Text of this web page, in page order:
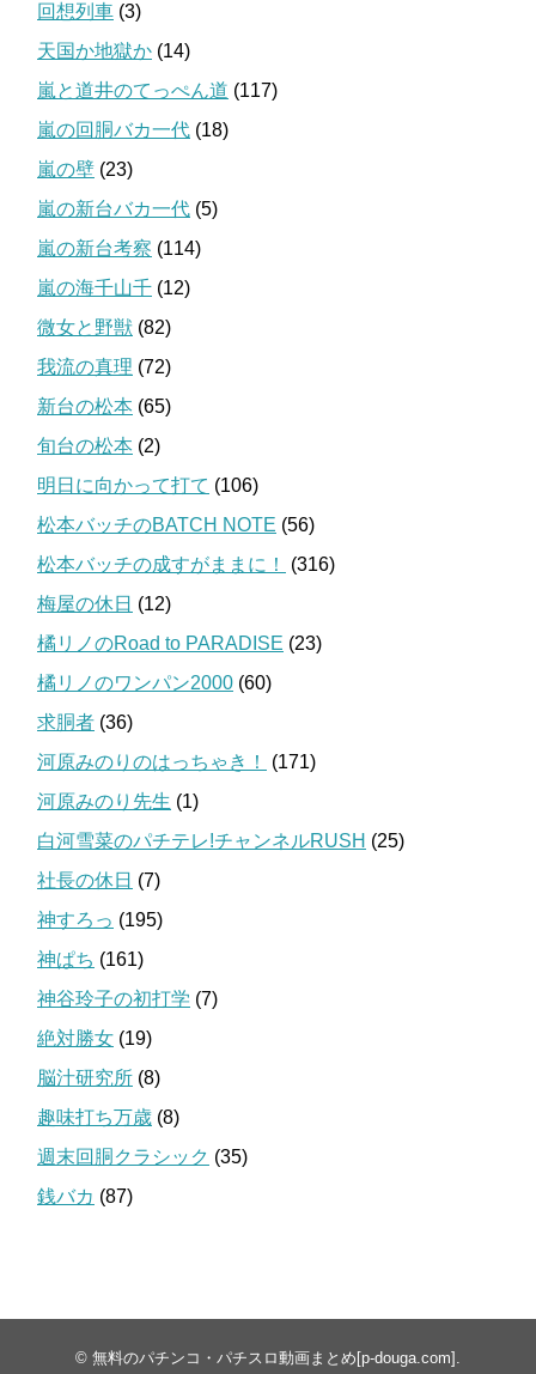
回想列車 (3)
天国か地獄か (14)
嵐と道井のてっぺん道 (117)
嵐の回胴バカ一代 (18)
嵐の壁 (23)
嵐の新台バカ一代 (5)
嵐の新台考察 (114)
嵐の海千山千 (12)
微女と野獣 (82)
我流の真理 (72)
新台の松本 (65)
旬台の松本 (2)
明日に向かって打て (106)
松本バッチのBATCH NOTE (56)
松本バッチの成すがままに！
(316)
梅屋の休日 (12)
橘リノのRoad to PARADISE (23)
橘リノのワンパン2000 (60)
求胴者 (36)
河原みのりのはっちゃき！
(171)
河原みのり先生 (1)
白河雪菜のパチテレ!チャンネルRUSH (25)
社長の休日 (7)
神すろっ (195)
神ぱち (161)
神谷玲子の初打学 (7)
絶対勝女 (19)
脳汁研究所 (8)
趣味打ち万歳 (8)
週末回胴クラシック (35)
銭バカ (87)
© 無料のパチンコ・パチスロ動画まとめ[p-douga.com] .